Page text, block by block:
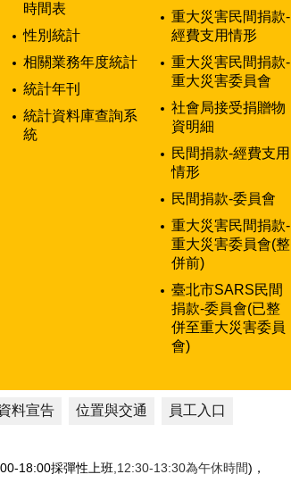
時間表
性別統計
相關業務年度統計
統計年刊
統計資料庫查詢系
統
重大災害民間捐款-
經費支用情形
重大災害民間捐款-
重大災害委員會
社會局接受捐贈物
資明細
民間捐款-經費支用
情形
民間捐款-委員會
重大災害民間捐款-
重大災害委員會(整
併前)
臺北市SARS民間
捐款-委員會(已整
併至重大災害委員
會)
料宣告 位置與交通 員工入口
18:00採彈性上班 ,12:30-13:30為午休時間)，